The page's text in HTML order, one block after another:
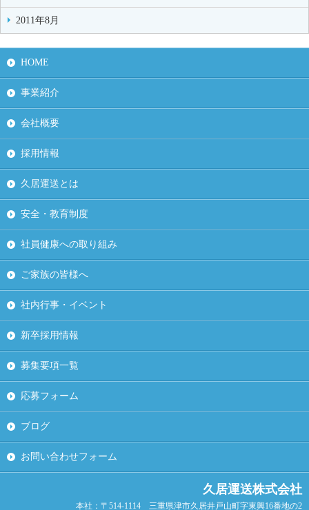
2011年8月
HOME
事業紹介
会社概要
採用情報
久居運送とは
安全・教育制度
社員健康への取り組み
ご家族の皆様へ
社内行事・イベント
新卒採用情報
募集要項一覧
応募フォーム
ブログ
お問い合わせフォーム
久居運送株式会社
本社：〒514-1114 三重県津市久居井戸山町字東興16番地の2